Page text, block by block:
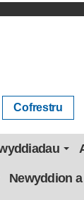
Cofrestru
Newyddion